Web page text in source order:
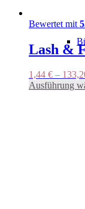
Bewertet mit
Lash &
1,44 € –
Ausführung